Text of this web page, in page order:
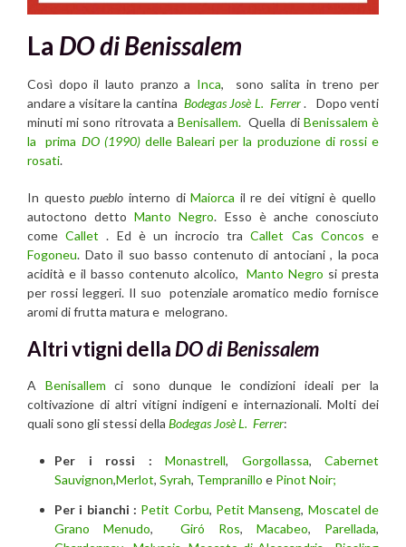
La DO di Benissalem
Così dopo il lauto pranzo a Inca, sono salita in treno per
andare a visitare la cantina Bodegas Josè L. Ferrer. Dopo venti
minuti mi sono ritrovata a Benisallem. Quella di Benissalem è
la
prima DO (1990) delle Baleari per la produzione di rossi e
rosati.
In questopueblo interno diMaiorca il re dei vitigni è quello
autoctono dettoManto Negro. Esso è anche conosciuto
comeCallet . Ed è un incrocio traCallet Cas Concos e
Fogoneu. Dato il suo basso contenuto di antociani , la poca
acidità e il basso contenuto alcolico,Manto Negro si presta
per rossi leggeri. Il suo potenziale aromatico medio fornisce
aromi di frutta matura e melograno.
Altri vtigni della DO di Benissalem
A Benisallem ci sono dunque le condizioni ideali per la
coltivazione di altri vitigni indigeni e internazionali. Molti dei
quali sono gli stessi della Bodegas Josè L. Ferrer:
Per i rossi : Monastrell, Gorgollassa, Cabernet
Sauvignon,Merlot, Syrah, Tempranillo e Pinot Noir;
Per i bianchi : Petit Corbu, Petit Manseng, Moscatel de
Grano Menudo, Giró Ros, Macabeo, Parellada,